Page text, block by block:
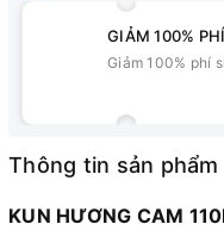
GIẢM 100%
Giảm 100% phí
Thông tin sản phẩm
KUN HƯƠNG CAM